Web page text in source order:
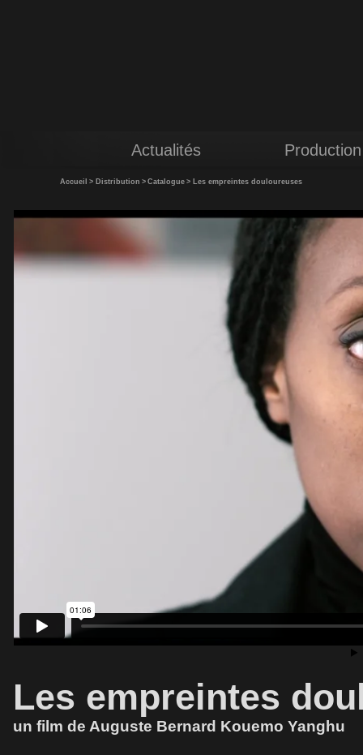
Actualités Production
Accueil > Distribution > Catalogue > Les empreintes douloureuses
Les empreintes
un film de Auguste Bernard Kouemo Yanghu